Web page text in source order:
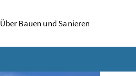
Über Bauen und Sanieren